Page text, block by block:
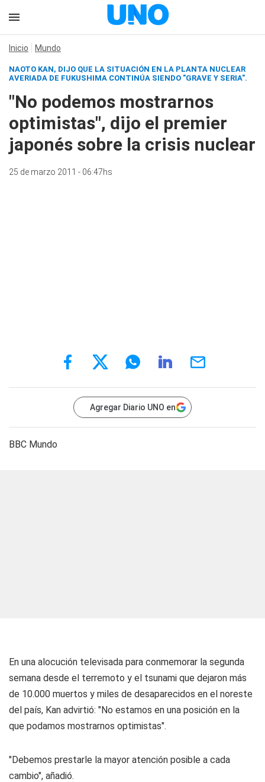
Inicio Mundo
NAOTO KAN, DIJO QUE LA SITUACIÓN EN LA PLANTA NUCLEAR
AVERIADA DE FUKUSHIMA CONTINÚA SIENDO "GRAVE Y SERIA".
"No podemos mostrarnos
optimistas", dijo el premier
japonés sobre la crisis nuclear
25 de marzo 2011 - 06:47hs
Agregar Diario UNO en
BBC Mundo
En una alocución televisada para conmemorar la segunda
semana desde el terremoto y el tsunami que dejaron más
de 10.000 muertos y miles de desaparecidos en el noreste
del país, Kan advirtió: "No estamos en una posición en la
que podamos mostrarnos optimistas".
"Debemos prestarle la mayor atención posible a cada
cambio", añadió.